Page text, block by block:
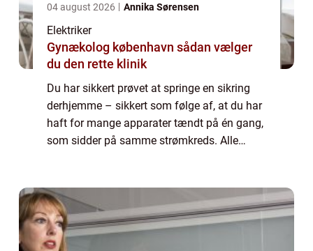
04 august 2026 Annika Sørensen
Elektriker
Gynækolog københavn sådan vælger
du den rette klinik
Du har sikkert prøvet at springe en sikring
derhjemme – sikkert som følge af, at du har
haft for mange apparater tændt på én gang,
som sidder på samme strømkreds. Alle